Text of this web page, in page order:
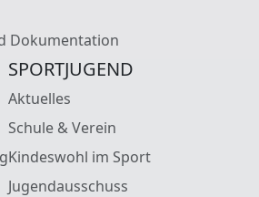
Dokumentation
SPORTJUGEND
Aktuelles
Schule & Verein
Kindeswohl im Sport
Jugendausschuss